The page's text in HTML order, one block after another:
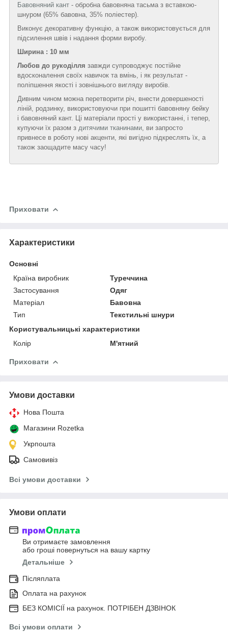
Бавовняний кант - обробна бавовняна тасьма з вставкою-
шнуром (65% бавовна, 35% поліестер).
Виконує декоративну функцію, а також використовується для
підсилення швів і надання форми виробу.
Ширина : 10 мм
Любов до рукоділля завжди супроводжує постійне
вдосконалення своїх навичок та вмінь, і як результат -
поліпшення якості і зовнішнього вигляду виробів.
Дивним чином можна перетворити річ, внести довершеності
ліній, родзинку, використовуючи при пошитті бавовняну бейку
і бавовняний кант. Ці матеріали прості у використанні, і тепер,
купуючи їх разом з дитячими тканинами , ви запросто
привнесе в роботу нові акценти, які вигідно підкреслять їх, а
також заощадите масу часу!
Приховати
Характеристики
Основні
Країна виробник
Туреччина
Застосування
Одяг
Матеріал
Бавовна
Тип
Текстильні шнури
Користувальницькі характеристики
Колір
М'ятний
Приховати
Умови доставки
Нова Пошта
Магазини Rozetka
Укрпошта
Самовивіз
Всі умови доставки
Умови оплати
Ви отримаєте замовлення
або гроші повернуться на вашу картку
Детальніше
Післяплата
Оплата на рахунок
БЕЗ КОМІСІЇ на рахунок. ПОТРІБЕН ДЗВІНОК
Всі умови оплати